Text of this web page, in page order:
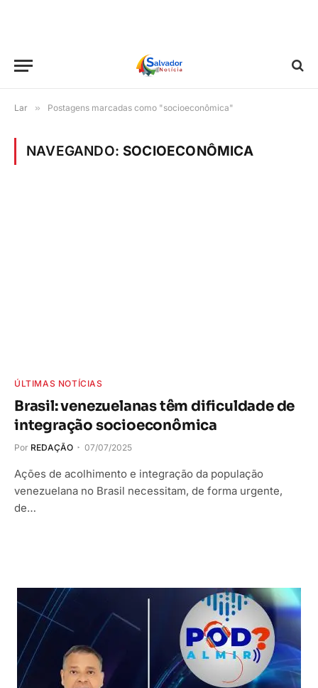
Lar » Postagens marcadas como "socioeconômica"
NAVEGANDO: SOCIOECONÔMICA
ÚLTIMAS NOTÍCIAS
Brasil: venezuelanas têm dificuldade de
integração socioeconômica
Por REDAÇÃO 07/07/2025
Ações de acolhimento e integração da população
venezuelana no Brasil necessitam, de forma urgente,
de…